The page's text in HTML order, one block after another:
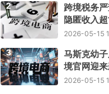
2
跨境税务
隐匿收入超
2026-05-15
3
马斯克幼
境官网迎
2026-05-15